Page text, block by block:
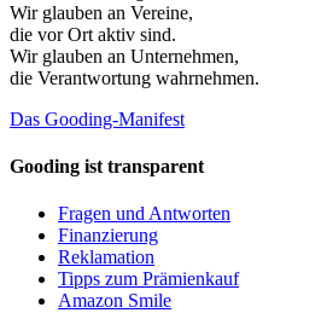
Wir glauben an Vereine,
die vor Ort aktiv sind.
Wir glauben an Unternehmen,
die Verantwortung wahrnehmen.
Das Gooding-Manifest
Gooding ist transparent
Fragen und Antworten
Finanzierung
Reklamation
Tipps zum Prämienkauf
Amazon Smile